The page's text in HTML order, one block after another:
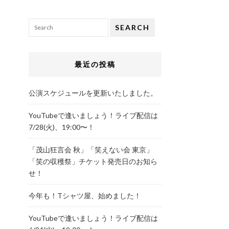
SEARCH
最近の投稿
公演スケジュールを更新いたしました。
YouTubeで逢いましょう！ライブ配信は
7/28(火)、19:00〜！
「茂山狂言会 秋」「笑えない会 東京」
「笑の収穫祭」チケット発売日のお知ら
せ！
今年も！Tシャツ屋、始めました！
YouTubeで逢いましょう！ライブ配信は